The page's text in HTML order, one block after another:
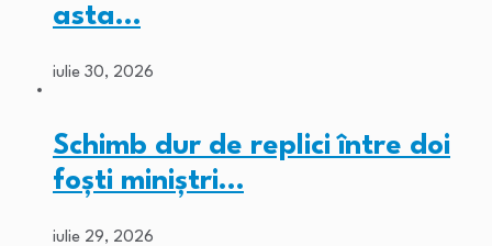
asta…
iulie 30, 2026
Schimb dur de replici între doi
foști miniștri…
iulie 29, 2026